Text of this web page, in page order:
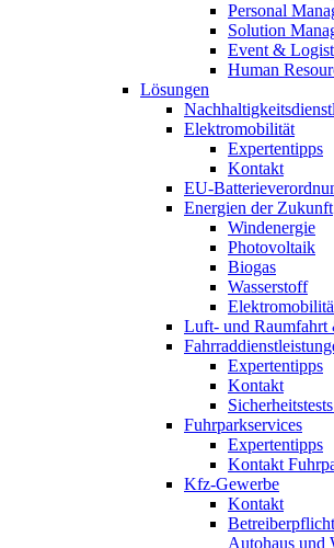
Personal
Solution
Event &
Human
Lösungen
Elektromobilität
Expertentipps
Kontakt
EU-
Energien der Zukunft
Windenergie
Photovoltaik
Biogas
Wasserstoff
Luft- und Raumfahrt
Expertentipps
Kontakt
Fuhrparkservices
Expertentipps
Kontakt
Kfz-Gewerbe
Kontakt
Autohaus und